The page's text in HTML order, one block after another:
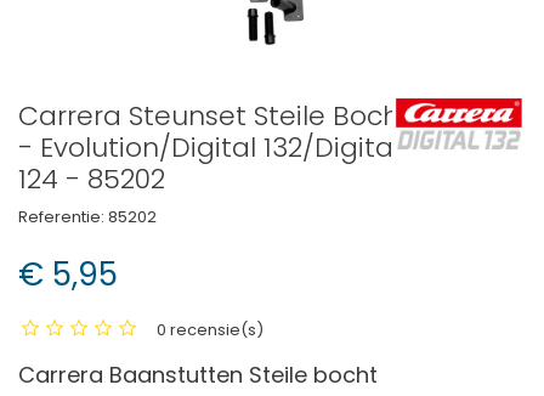
Carrera Steunset Steile Bocht
- Evolution/Digital 132/Digital
124 - 85202
Referentie: 85202
€ 5,95
0 recensie(s)
Carrera Baanstutten Steile bocht